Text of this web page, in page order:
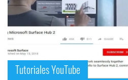
Tutoriales YouTube